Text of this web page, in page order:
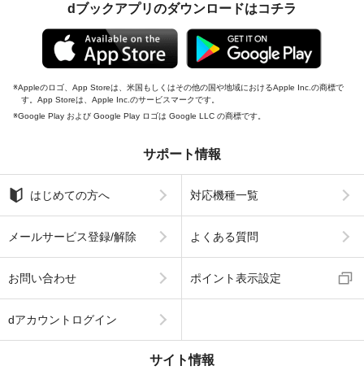
dブックアプリのダウンロードはコチラ
Appleのロゴ、App Storeは、米国もしくはその他の国や地域におけるApple Inc.の商標で
す。App Storeは、Apple Inc.のサービスマークです。
Google Play および Google Play ロゴは Google LLC の商標です。
サポート情報
はじめての方へ 対応機種一覧
メールサービス登録/解除 よくある質問
お問い合わせ ポイント表示設定
dアカウントログイン
サイト情報